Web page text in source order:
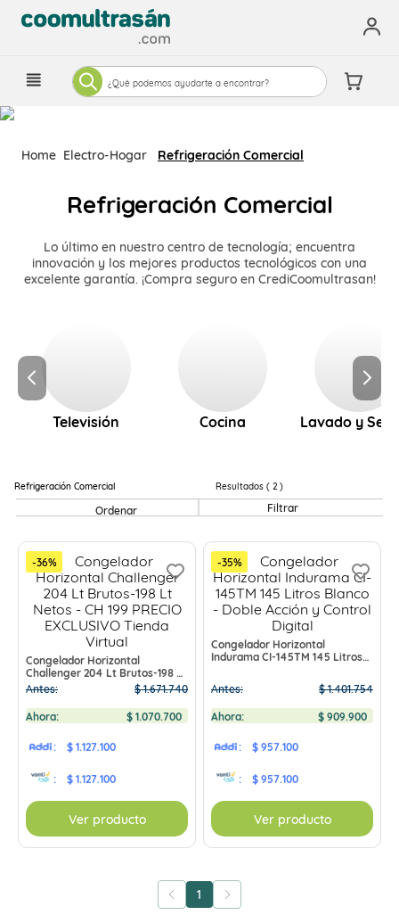
¿Qué podemos ayudarte a encontrar?
Electro-Hogar Refrigeración Comercial
Refrigeración Comercial
Lo último en nuestro centro de tecnología; encuentra
innovación y los mejores productos tecnológicos con una
excelente garantía. ¡Compra seguro en CrediCoomultrasan!
Televisión Cocina Lavado y
Refrigeración Comercial 2
Filtrar
-36%
Congelador Horizontal
Challenger 204 Lt Brutos-198 Lt
Netos - CH 199 PRECIO
EXCLUSIVO Tienda Virtual
Antes: $ 1.671.740
Ahora: $ 1.070.700
: $ 1.127.100
: $ 1.127.100
Ver producto
-35%
Congelador Horizontal
Indurama CI-145TM 145 Litros
Digital
Antes: $ 1.401.754
Ahora: $ 909.900
: $ 957.100
: $ 957.100
Ver producto
1